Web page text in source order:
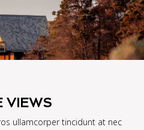
VIEWS
ullamcorper tincidunt at nec